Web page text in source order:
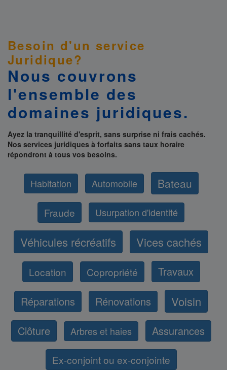
Besoin d'un service
Juridique?
Nous couvrons
l'ensemble des
domaines juridiques.
Ayez la tranquillité d'esprit, sans surprise ni frais cachés.
Nos services juridiques à forfaits sans taux horaire
répondront à tous vos besoins.
Habitation Automobile Bateau
Fraude Usurpation d'identité
Véhicules récréatifs Vices cachés
Location Copropriété Travaux
Réparations Rénovations Voisin
Clôture Arbres et haies Assurances
Ex-conjoint ou ex-conjointe